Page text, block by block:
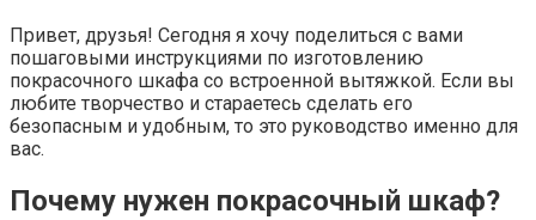
Привет, друзья! Сегодня я хочу поделиться с вами
пошаговыми инструкциями по изготовлению
покрасочного шкафа со встроенной вытяжкой. Если вы
любите творчество и стараетесь сделать его
безопасным и удобным, то это руководство именно для
вас.
Почему нужен покрасочный шкаф?